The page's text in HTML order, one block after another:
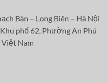
Bàn – Long Biên – Hà Nội
phố 62, Phường An Phú
Nam